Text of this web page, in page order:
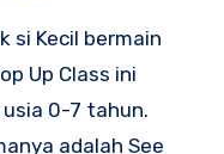
si Kecil bermain
Up Class ini
0-7 tahun.
adalah See